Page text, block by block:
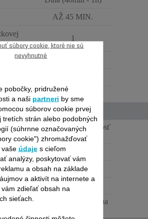
AŽ 45 MIN.
1
Veľmi nízka hmotnosť
(<1,3 kg)
prach
Veľký (<0,6L)
Štandard
Základňa osadená na
pobočky, pridružené
a naši partneri by sme
súborov cookie prvej
tretích strán alebo podobných
(súhrnne označovaných
cookie") zhromažďovať
vaše údajes cieľom
analýzy, poskytovať vám
a obsah na základe
a aktivít na internete a
zdieľať obsah na
sieťach.
súbory cookie, ktoré nie sú
nevyhnutné